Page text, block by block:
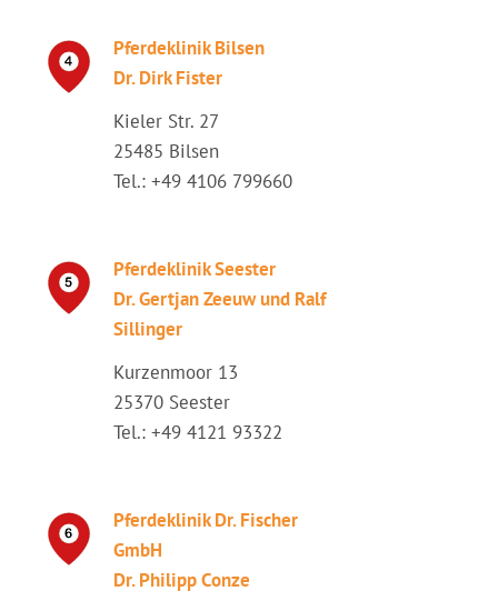
Pferdeklinik Bilsen
Dr. Dirk Fister
Kieler Str. 27
25485 Bilsen
Tel.: +49 4106 799660
Pferdeklinik Seester
Dr. Gertjan Zeeuw und Ralf
Sillinger
Kurzenmoor 13
25370 Seester
Tel.: +49 4121 93322
Pferdeklinik Dr. Fischer
GmbH
Dr. Philipp Conze